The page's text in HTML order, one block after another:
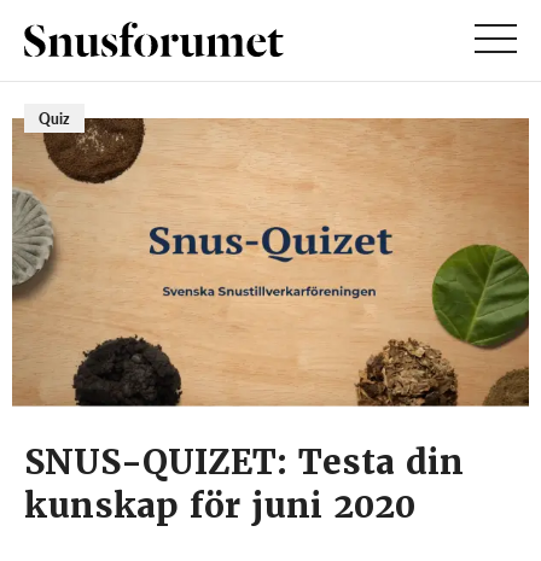
Quiz
SNUS-QUIZET: Testa din
kunskap för juni 2020